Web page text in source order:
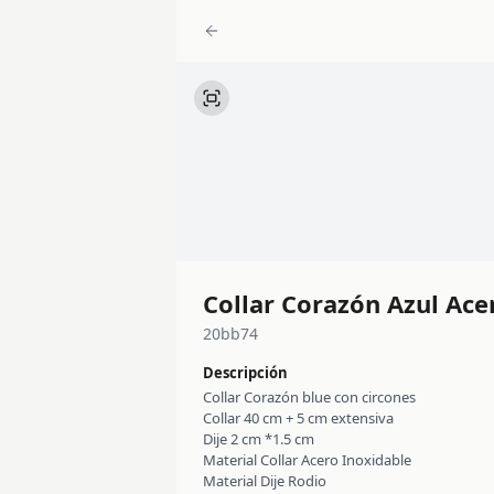
Collar Corazón Azul
20bb74
Descripción
Collar Corazón blue con circones
Collar 40 cm + 5 cm extensiva
Dije 2 cm *1.5 cm
Material Collar Acero Inoxidable
Material Dije Rodio